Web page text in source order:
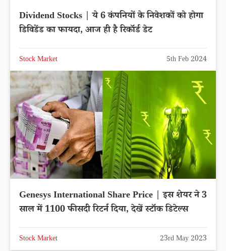
Dividend Stocks | ये 6 कंपनियों के निवेशकों को होगा
डिविडेंड का फायदा, आज ही है रिकॉर्ड डेट
Stock Market 5th Feb 2024
Genesys International Share Price | इस शेयर ने 3
साल में 1100 फीसदी रिटर्न दिया, देखें स्टॉक डिटेल्स
Stock Market 23rd May 2023